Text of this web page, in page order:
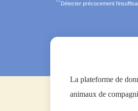
Détecter précocement
La plateforme de
animaux de